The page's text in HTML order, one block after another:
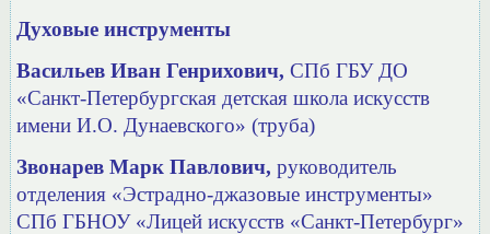
Духовые инструменты
Васильев Иван Генрихович,СПб ГБУ ДО
«Санкт-Петербургская детская школа искусств
имени И.О. Дунаевского» (труба)
Звонарев Марк Павлович,руководитель
отделения «Эстрадно-джазовые инструменты»
СПб ГБНОУ «Лицей искусств «Санкт-Петербург»